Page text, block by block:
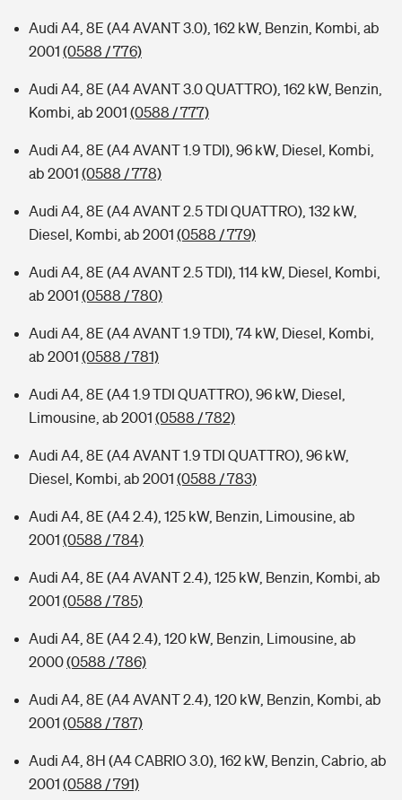
Audi A4, 8E (A4 AVANT 3.0), 162 kW, Benzin, Kombi, ab
2001 (0588 / 776)
Audi A4, 8E (A4 AVANT 3.0 QUATTRO), 162 kW, Benzin,
Kombi, ab 2001 (0588 / 777)
Audi A4, 8E (A4 AVANT 1.9 TDI), 96 kW, Diesel, Kombi,
ab 2001 (0588 / 778)
Audi A4, 8E (A4 AVANT 2.5 TDI QUATTRO), 132 kW,
Diesel, Kombi, ab 2001 (0588 / 779)
Audi A4, 8E (A4 AVANT 2.5 TDI), 114 kW, Diesel, Kombi,
ab 2001 (0588 / 780)
Audi A4, 8E (A4 AVANT 1.9 TDI), 74 kW, Diesel, Kombi,
ab 2001 (0588 / 781)
Audi A4, 8E (A4 1.9 TDI QUATTRO), 96 kW, Diesel,
Limousine, ab 2001 (0588 / 782)
Audi A4, 8E (A4 AVANT 1.9 TDI QUATTRO), 96 kW,
Diesel, Kombi, ab 2001 (0588 / 783)
Audi A4, 8E (A4 2.4), 125 kW, Benzin, Limousine, ab
2001 (0588 / 784)
Audi A4, 8E (A4 AVANT 2.4), 125 kW, Benzin, Kombi, ab
2001 (0588 / 785)
Audi A4, 8E (A4 2.4), 120 kW, Benzin, Limousine, ab
2000(0588 / 786)
Audi A4, 8E (A4 AVANT 2.4), 120 kW, Benzin, Kombi, ab
2001 (0588 / 787)
Audi A4, 8H (A4 CABRIO 3.0), 162 kW, Benzin, Cabrio, ab
2001 (0588 / 791)